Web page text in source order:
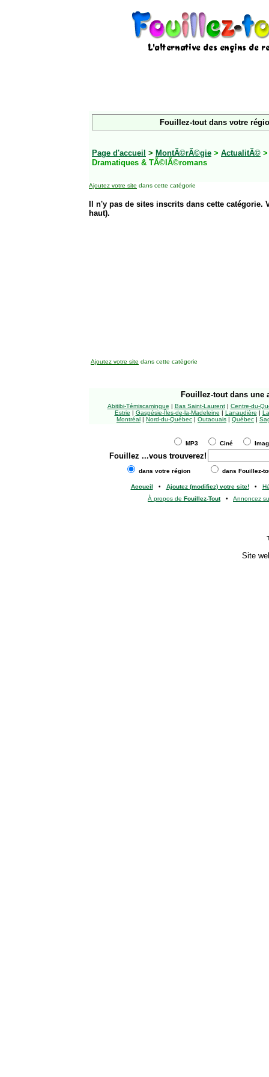
Fouillez-tout dans votre
Page d'accueil > MontÃ©rÃ©gie > ActualitÃ©
Dramatiques & TÃ©lÃ©romans
Ajoutez votre site dans cette catégorie
Il n'y pas de sites inscrits dans cette
haut).
Ajoutez votre site dans cette catégorie
Fouillez-tout dans une
Abitibi-Témiscamingue | Bas Saint-Laurent| Centre-du-
Estrie | Gaspésie-Îles-de-la-Madeleine | Lanaudière |
Montréal | Nord-du-Québec | Outaouais | Québec |
MP3 Ciné
Fouillez ...vous trouverez!
dans votre région dans Fouillez-
Accueil • Ajoutez (modifiez) votre site!•
À propos de Fouillez-Tout• Annoncez
Site